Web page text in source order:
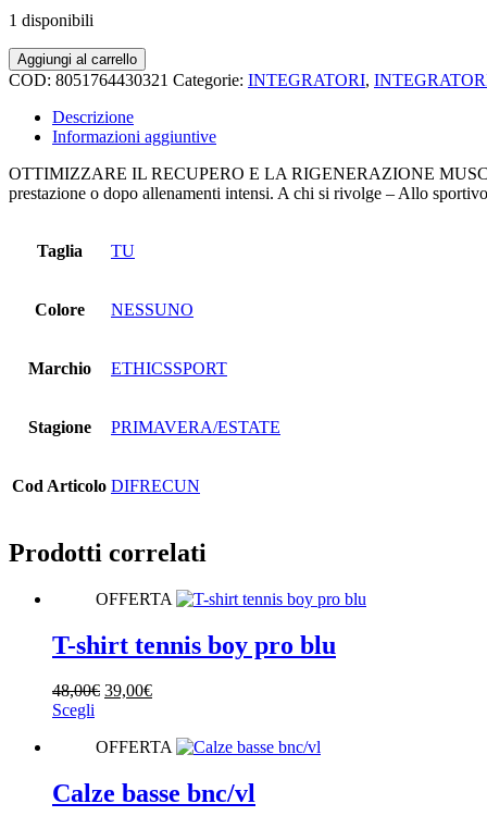
1 disponibili
Recupero
20
quantità
Aggiungi al carrello
COD: 8051764430321 Categorie: INTEGRATORI,
Descrizione
Informazioni aggiuntive
OTTIMIZZARE IL RECUPERO E LA RIGENERAZIONE
prestazione o dopo allenamenti intensi. A chi si rivolge – Allo
Taglia TU
Colore NESSUNO
Marchio ETHICSSPORT
Stagione PRIMAVERA/ESTATE
Cod Articolo DIFRECUN
Prodotti correlati
OFFERTA
T-shirt tennis boy pro blu
48,00€ Il
era:
39,00€Il
è:
Scegli
ha
varianti.
Le
OFFERTA
Calze basse bnc/vl